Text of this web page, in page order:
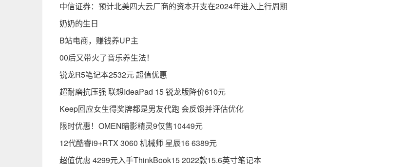
中信证券：预计北美四大云厂商的资本开支在2024年进入上行周期
奶奶的生日
B站电商，赚钱养UP主
00后又带火了音乐养生法！
锐龙R5笔记本2532元 超值优惠
超耐磨抗压强 联想IdeaPad 15 锐龙版降价610元
Keep回应女生得奖牌都是男友代跑 会反馈并评估优化
限时优惠！OMEN暗影精灵9仅售10449元
12代酷睿i9+RTX 3060 机械师 星辰16 6389元
超值优惠 4299元入手ThinkBook15 2022款15.6英寸笔记本